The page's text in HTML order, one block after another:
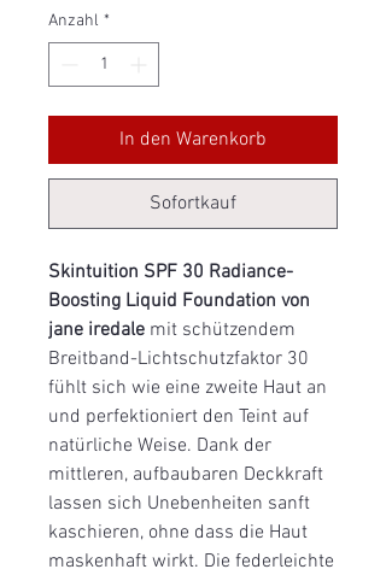
Anzahl *
In den Warenkorb
Sofortkauf
Skintuition SPF 30 Radiance-
Boosting Liquid Foundation von
jane iredale mit schützendem
Breitband-Lichtschutzfaktor 30
fühlt sich wie eine zweite Haut an
und perfektioniert den Teint auf
natürliche Weise. Dank der
mittleren, aufbaubaren Deckkraft
lassen sich Unebenheiten sanft
kaschieren, ohne dass die Haut
maskenhaft wirkt. Die federleichte